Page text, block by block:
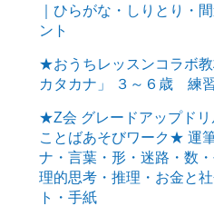
｜ひらがな・しりとり・
ント
★おうちレッスンコラボ
カタカナ」 ３～６歳 練
★Z会 グレードアップドリ
ことばあそびワーク★ 運
ナ・言葉・形・迷路・数
理的思考・推理・お金と
ト・手紙